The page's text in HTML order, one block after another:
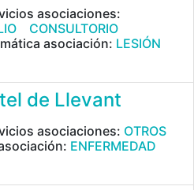
asociaciones:
CONSULTORIO
asociación: LESIÓN
de Llevant
asociaciones: OTROS
ENFERMEDAD